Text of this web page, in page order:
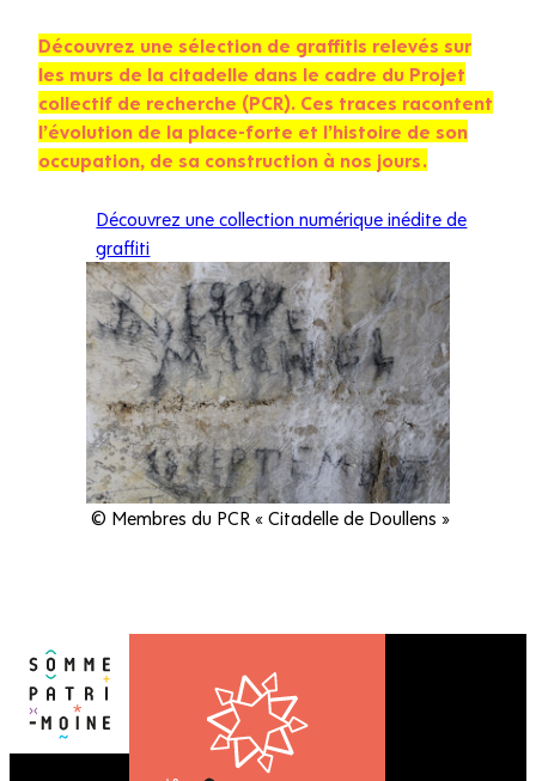
Découvrez une sélection de graffitis relevés sur
les murs de la citadelle dans le cadre du Projet
collectif de recherche (PCR). Ces traces racontent
l’évolution de la place-forte et l’histoire de son
occupation, de sa construction à nos jours.
Découvrez une collection numérique inédite de
graffiti
© Membres du PCR « Citadelle de Doullens »